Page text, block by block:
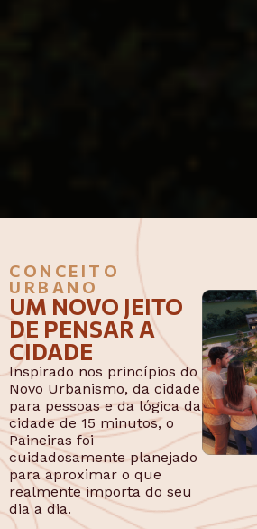
CONCEITO
URBANO
UM NOVO JEITO
DE PENSAR A
CIDADE
Inspirado nos princípios do
Novo Urbanismo, da cidade
para pessoas e da lógica da
cidade de 15 minutos, o
Paineiras foi
cuidadosamente planejado
para aproximar o que
realmente importa do seu
dia a dia.